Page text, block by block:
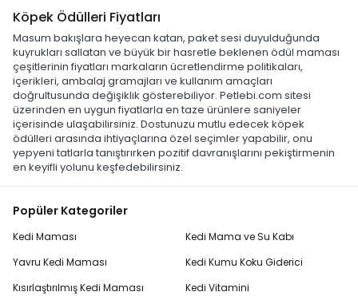
Köpek Ödülleri Fiyatları
Masum bakışlara heyecan katan, paket sesi duyulduğunda
kuyrukları sallatan ve büyük bir hasretle beklenen ödül maması
çeşitlerinin fiyatları markaların ücretlendirme politikaları,
içerikleri, ambalaj gramajları ve kullanım amaçları
doğrultusunda değişiklik gösterebiliyor. Petlebi.com sitesi
üzerinden en uygun fiyatlarla en taze ürünlere saniyeler
içerisinde ulaşabilirsiniz. Dostunuzu mutlu edecek köpek
ödülleri arasında ihtiyaçlarına özel seçimler yapabilir, onu
yepyeni tatlarla tanıştırırken pozitif davranışlarını pekiştirmenin
en keyifli yolunu keşfedebilirsiniz.
Popüler Kategoriler
Kedi Maması
Yavru Kedi Maması
Kısırlaştırılmış Kedi Maması
Kedi Mama ve Su Kabı
Kedi Kumu Koku Giderici
Kedi Vitamini